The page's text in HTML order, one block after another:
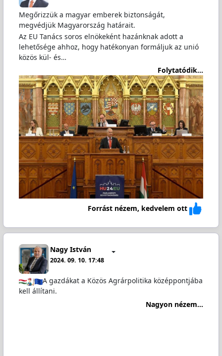
Megőrizzük a magyar emberek biztonságát,
megvédjük Magyarország határait.
Az EU Tanács soros elnökeként hazánknak adott a
lehetősége ahhoz, hogy hatékonyan formáljuk az unió
közös kül- és…
Folytatódik...
Forrást nézem, kedvelem ott
Nagy István
2024. 09. 10. 17:48
A gazdákat a Közös Agrárpolitika középpontjába
kell állítani.
Nagyon nézem...